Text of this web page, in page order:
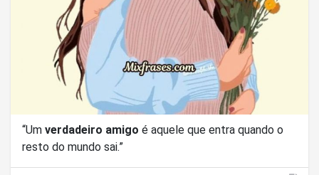
“Um verdadeiro amigo é aquele que entra quando o
resto do mundo sai.”